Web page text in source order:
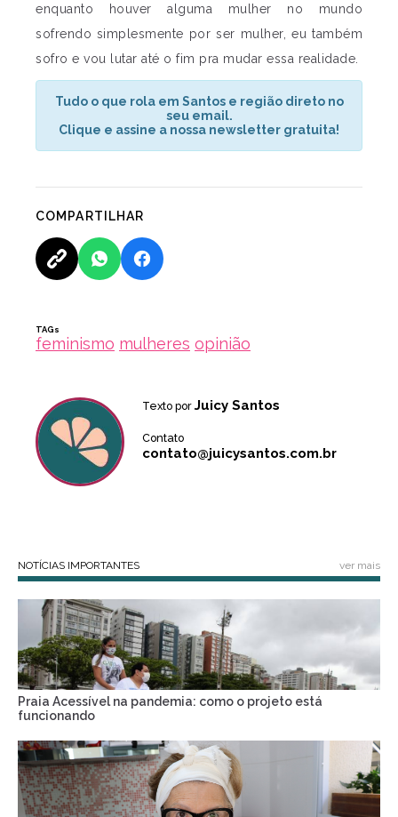
enquanto houver alguma mulher no mundo
sofrendo simplesmente por ser mulher, eu também
sofro e vou lutar até o fim pra mudar essa realidade.
Tudo o que rola em Santos e região direto no
seu email.
Clique e assine a nossa newsletter gratuita!
COMPARTILHAR
TAGs
feminismo mulheres opinião
Texto por Juicy Santos
Contato
contato@juicysantos.com.br
NOTÍCIAS IMPORTANTES ver mais
Praia Acessível na pandemia: como o projeto está
funcionando